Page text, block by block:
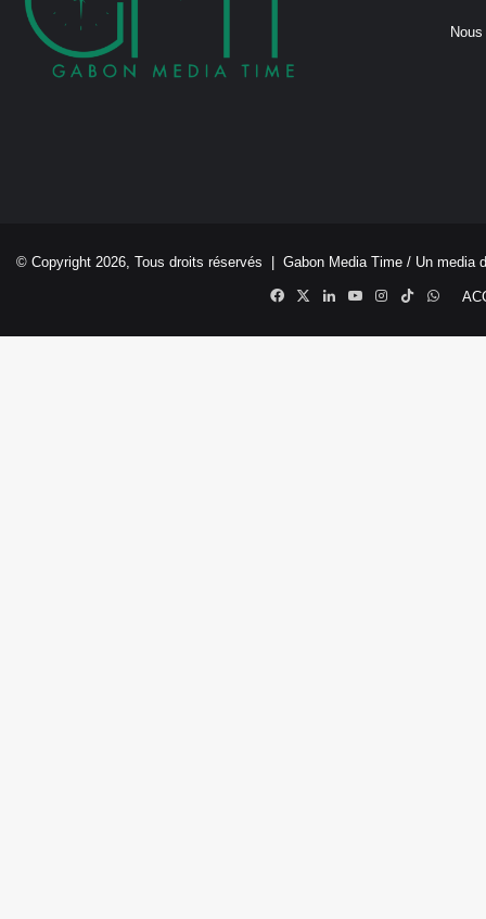
© Copyright 2026, Tous droits réservés | Gabon Media Time / Un media
Facebook
X LinkedinYouTubeInstagram
TikTok